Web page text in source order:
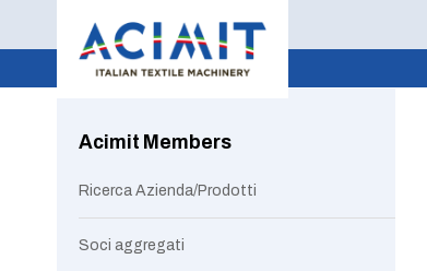
Acimit Members
Ricerca Azienda/Prodotti
Soci aggregati